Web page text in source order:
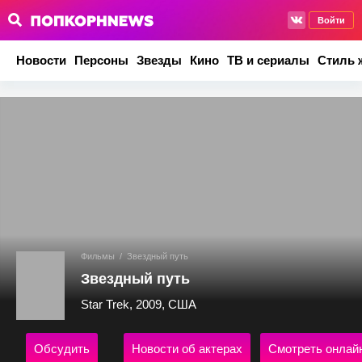
Войти
Новости Персоны Звезды Кино ТВ и сериалы Стиль
Фильмы / Звездный путь
Звездный путь
Star Trek, 2009, США
Обсудить Новости об актерах Смотреть